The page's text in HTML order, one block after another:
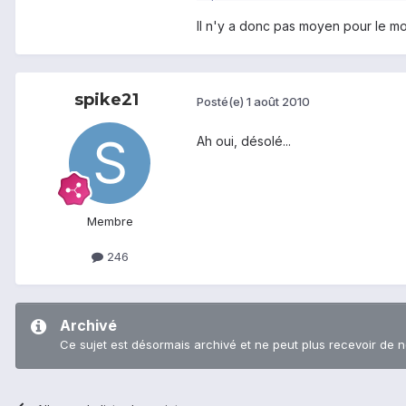
Il n'y a donc pas moyen pour le
spike21
Membre
246
Posté(e) 1 août 2010
Ah oui, désolé...
Archivé
Ce sujet est désormais archivé et ne peut plus recevoir de